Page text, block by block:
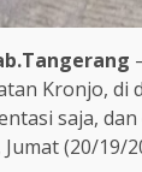
Kronjo, di
saja,
(20/19/